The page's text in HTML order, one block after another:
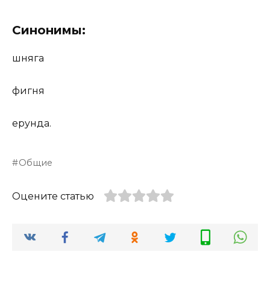
Синонимы:
шняга
фигня
ерунда.
Общие
Оцените статью